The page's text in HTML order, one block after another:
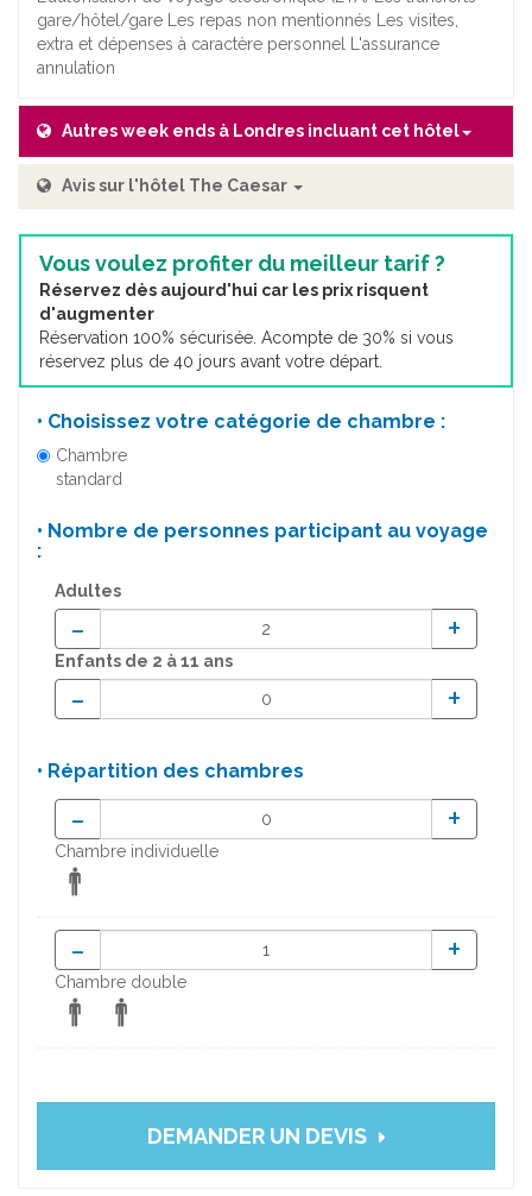
gare/hôtel/gare Les repas non mentionnés Les visites,
extra et dépenses à caractère personnel L'assurance
annulation
Autres week ends à Londres incluant cet hôtel
Avis sur l'hôtel The Caesar
Vous voulez profiter du meilleur tarif ?
Réservez dès aujourd'hui car les prix risquent
d'augmenter
Réservation 100% sécurisée. Acompte de 30% si vous
réservez plus de 40 jours avant votre départ.
• Choisissez votre catégorie de chambre :
Chambre
standard
• Nombre de personnes participant au voyage
:
Adultes
- +
Enfants de 2 à 11 ans
- +
• Répartition des chambres
- +
Chambre individuelle
- +
Chambre double
DEMANDER UN DEVIS